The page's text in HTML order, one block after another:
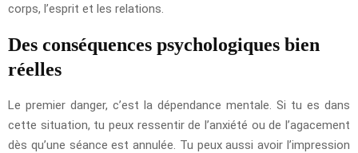
corps, l’esprit et les relations.
Des conséquences psychologiques bien
réelles
Le premier danger, c’est la dépendance mentale. Si tu es dans
cette situation, tu peux ressentir de l’anxiété ou de l’agacement
dès qu’une séance est annulée. Tu peux aussi avoir l’impression